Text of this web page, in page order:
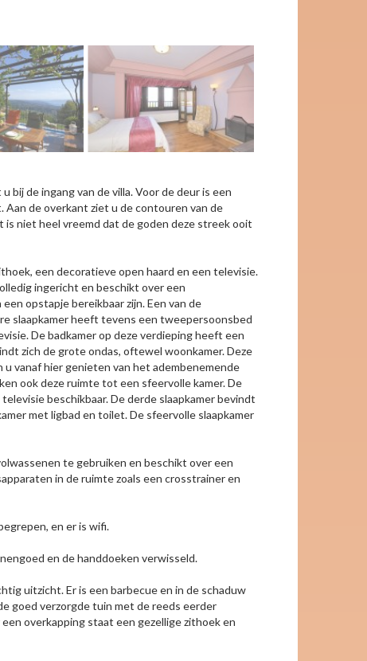
bij de ingang van de villa. Voor de deur is een
de overkant ziet u de contouren van de
is niet heel vreemd dat de goden deze streek ooit
een decoratieve open haard en een televisie.
ingericht en beschikt over een
opstapje bereikbaar zijn. Een van de
slaapkamer heeft tevens een tweepersoonsbed
De badkamer op deze verdieping heeft een
zich de grote ondas, oftewel woonkamer. Deze
vanaf hier genieten van het adembenemende
ook deze ruimte tot een sfeervolle kamer. De
beschikbaar. De derde slaapkamer bevindt
met ligbad en toilet. De sfeervolle slaapkamer
te gebruiken en beschikt over een
in de ruimte zoals een crosstrainer en
en er is wifi.
en de handdoeken verwisseld.
uitzicht. Er is een barbecue en in de schaduw
goed verzorgde tuin met de reeds eerder
overkapping staat een gezellige zithoek en